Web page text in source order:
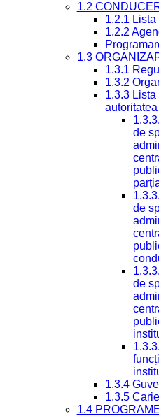
1.2
1.2.1
1.2.2
1.3
1.3.1
1.3.2
1.3.3
de
de
de
1.3.4
1.3.5
1.4